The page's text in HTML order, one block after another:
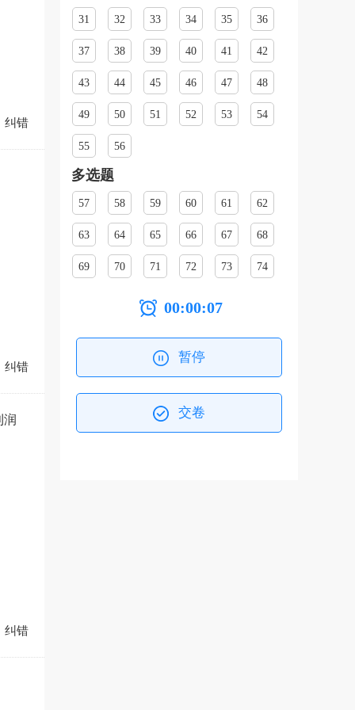
纠错
纠错
润
纠错
31 32 33 34 35 36
37 38 39 40 41 42
43 44 45 46 47 48
49 50 51 52 53 54
55 56
多选题
57 58 59 60 61 62
63 64 65 66 67 68
69 70 71 72 73 74
00:00:08
暂停
交卷